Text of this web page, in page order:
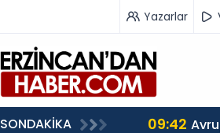
Yazarlar
SONDAKİKA 09:42